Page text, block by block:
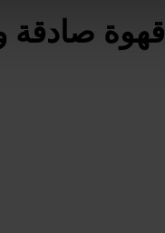
قهوة صادقة